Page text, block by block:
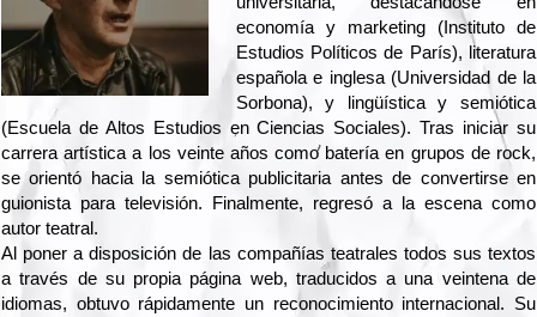
economía y marketing (Instituto de
Estudios Políticos de París), literatura
española e inglesa (Universidad de la
Sorbona), y lingüística y semiótica
(Escuela de Altos Estudios en Ciencias Sociales). Tras iniciar su
carrera artística a los veinte años como batería en grupos de rock,
se orientó hacia la semiótica publicitaria antes de convertirse en
guionista para televisión. Finalmente, regresó a la escena como
autor teatral.
Al poner a disposición de las compañías teatrales todos sus textos
a través de su propia página web, traducidos a una veintena de
idiomas, obtuvo rápidamente un reconocimiento internacional. Su